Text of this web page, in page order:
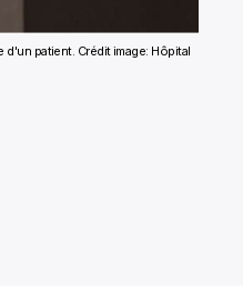
d'un patient. Crédit image: Hôpital